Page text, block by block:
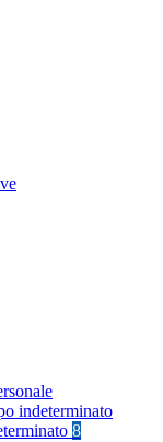
indeterminato
8